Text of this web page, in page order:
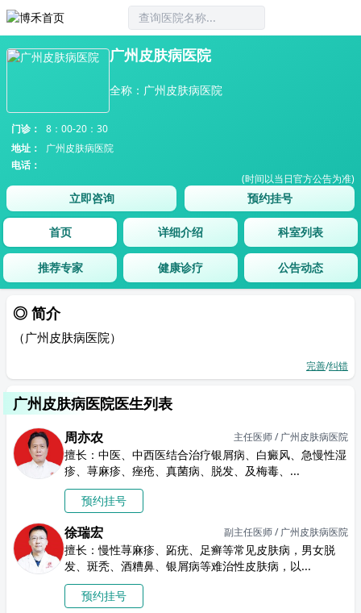
广州皮肤病医院
全称：广州皮肤病医院
门诊：
8：00-20：30
地址：
广州皮肤病医院
电话：
(时间以当日官方公告为准)
立即咨询 预约挂号
首页 详细介绍 科室列表
推荐专家 健康诊疗 公告动态
◎ 简介
（广州皮肤病医院）
完善/纠错
广州皮肤病医院医生列表
周亦农 主任医师 / 广州皮肤病医院
擅长：中医、中西医结合治疗银屑病、白癜风、急慢性湿
疹、荨麻疹、痤疮、真菌病、脱发、及梅毒、...
预约挂号
徐瑞宏 副主任医师 / 广州皮肤病医院
擅长：慢性荨麻疹、跖疣、足癣等常见皮肤病，男女脱
发、斑秃、酒糟鼻、银屑病等难治性皮肤病，以...
预约挂号